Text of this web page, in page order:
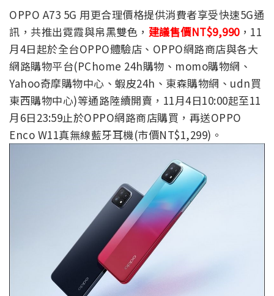
OPPO A73 5G 用更合理價格提供消費者享受快速5G通
訊，共推出霓霞與帛黑雙色， 建議售價NT$9,990，11
月4日起於全台OPPO體驗店、OPPO網路商店與各大
網路購物平台(PChome 24h購物、momo購物網、
Yahoo奇摩購物中心、蝦皮24h、東森購物網、udn買
東西購物中心)等通路陸續開賣，11月4日10:00起至11
月6日23:59止於OPPO網路商店購買，再送OPPO
Enco W11真無線藍牙耳機(市價NT$1,299)。